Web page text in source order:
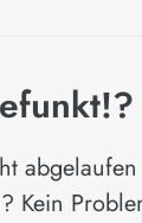
Kein